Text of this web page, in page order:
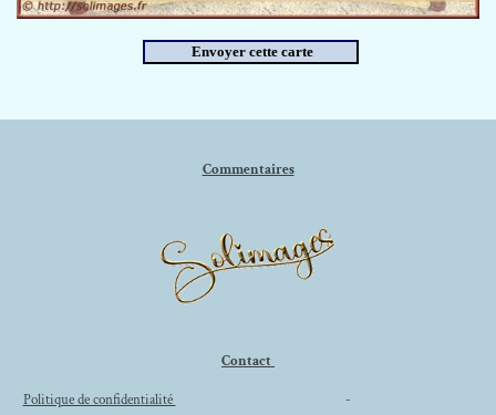
Commentaires
Contact
Politique de confidentialité -